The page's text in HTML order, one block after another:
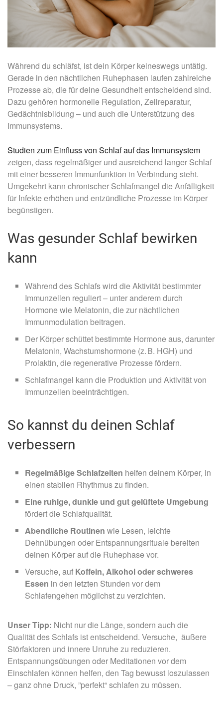
Während du schläfst, ist dein Körper keineswegs untätig.
Gerade in den nächtlichen Ruhephasen laufen zahlreiche
Prozesse ab, die für deine Gesundheit entscheidend sind.
Dazu gehören hormonelle Regulation, Zellreparatur,
Gedächtnisbildung – und auch die Unterstützung des
Immunsystems.
Studien zum Einfluss von Schlaf auf das Immunsystem
zeigen, dass regelmäßiger und ausreichend langer Schlaf
mit einer besseren Immunfunktion in Verbindung steht.
Umgekehrt kann chronischer Schlafmangel die Anfälligkeit
für Infekte erhöhen und entzündliche Prozesse im Körper
begünstigen.
Was gesunder Schlaf bewirken
kann
Während des Schlafs wird die Aktivität bestimmter
Immunzellen reguliert – unter anderem durch
Hormone wie Melatonin, die zur nächtlichen
Immunmodulation beitragen.
Der Körper schüttet bestimmte Hormone aus, darunter
Melatonin, Wachstumshormone (z. B. HGH) und
Prolaktin, die regenerative Prozesse fördern.
Schlafmangel kann die Produktion und Aktivität von
Immunzellen beeinträchtigen.
So kannst du deinen Schlaf
verbessern
Regelmäßige Schlafzeiten helfen deinem Körper, in
einen stabilen Rhythmus zu finden.
Eine ruhige, dunkle und gut gelüftete Umgebung
fördert die Schlafqualität.
Abendliche Routinen wie Lesen, leichte
Dehnübungen oder Entspannungsrituale bereiten
deinen Körper auf die Ruhephase vor.
Versuche, auf Koffein, Alkohol oder schweres
Essen in den letzten Stunden vor dem
Schlafengehen möglichst zu verzichten.
Unser Tipp: Nicht nur die Länge, sondern auch die
Qualität des Schlafs ist entscheidend. Versuche, äußere
Störfaktoren und innere Unruhe zu reduzieren.
Entspannungsübungen oder Meditationen vor dem
Einschlafen können helfen, den Tag bewusst loszulassen
– ganz ohne Druck, ”perfekt“ schlafen zu müssen.